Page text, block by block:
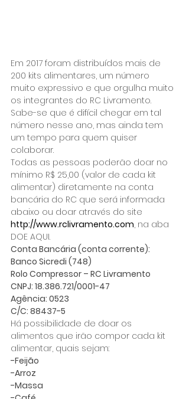
Em 2017 foram distribuídos mais de
200 kits alimentares, um número
muito expressivo e que orgulha muito
os integrantes do RC Livramento.
Sabe-se que é difícil chegar em tal
número nesse ano, mas ainda tem
um tempo para quem quiser
colaborar.
Todas as pessoas poderão doar no
mínimo R$ 25,00 (valor de cada kit
alimentar) diretamente na conta
bancária do RC que será informada
abaixo ou doar através do site
http://www.rclivramento.com, na aba
DOE AQUI.
Conta Bancária (conta corrente):
Banco Sicredi (748)
Rolo Compressor – RC Livramento
CNPJ: 18.386.721/0001-47
Agência: 0523
C/C: 88437-5
Há possibilidade de doar os
alimentos que irão compor cada kit
alimentar, quais sejam:
-Feijão
-Arroz
-Massa